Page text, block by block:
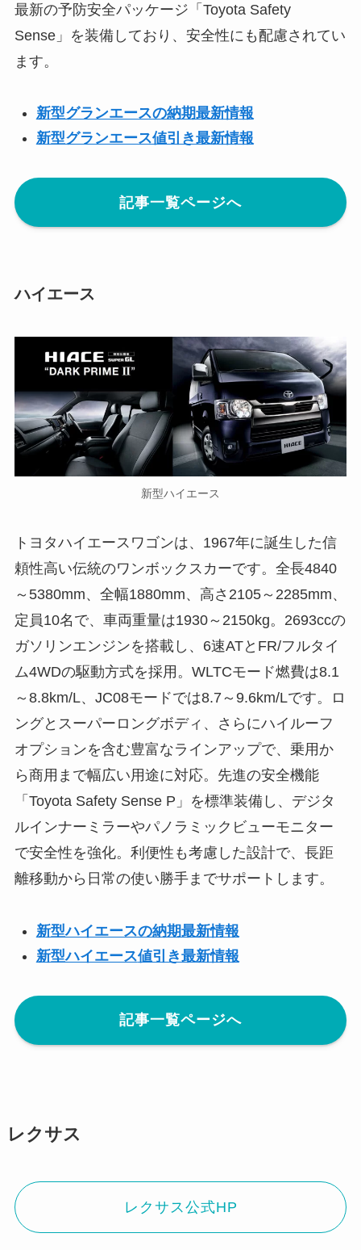
最新の予防安全パッケージ「Toyota Safety
Sense」を装備しており、安全性にも配慮されてい
ます。
新型グランエースの納期最新情報
新型グランエース値引き最新情報
記事一覧ページへ
ハイエース
新型ハイエース
トヨタハイエースワゴンは、1967年に誕生した信
頼性高い伝統のワンボックスカーです。全長4840
～5380mm、全幅1880mm、高さ2105～2285mm、
定員10名で、車両重量は1930～2150kg。2693ccの
ガソリンエンジンを搭載し、6速ATとFR/フルタイ
ム4WDの駆動方式を採用。WLTCモード燃費は8.1
～8.8km/L、JC08モードでは8.7～9.6km/Lです。ロ
ングとスーパーロングボディ、さらにハイルーフ
オプションを含む豊富なラインアップで、乗用か
ら商用まで幅広い用途に対応。先進の安全機能
「Toyota Safety Sense P」を標準装備し、デジタ
ルインナーミラーやパノラミックビューモニター
で安全性を強化。利便性も考慮した設計で、長距
離移動から日常の使い勝手までサポートします。
新型ハイエースの納期最新情報
新型ハイエース値引き最新情報
記事一覧ページへ
レクサス
レクサス公式HP